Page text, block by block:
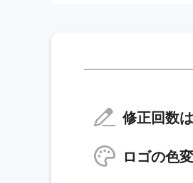
修正回数は
ロゴの色